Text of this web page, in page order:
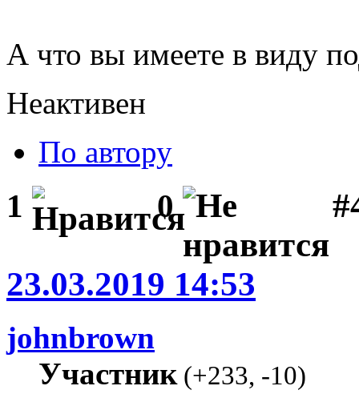
А что вы имеете в виду
Неактивен
По автору
1 0
23.03.2019 14:53
johnbrown
Участник(+233, -10)